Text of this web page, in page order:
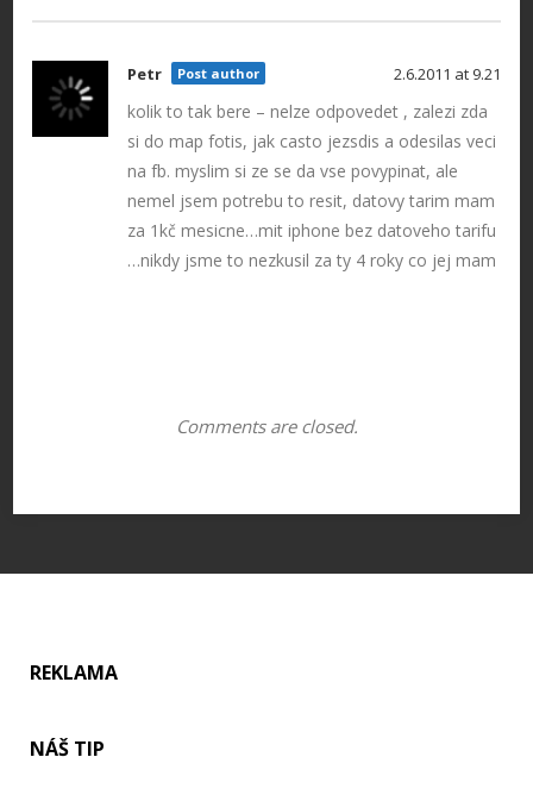
Petr Post author 2.6.2011 at 9.21
kolik to tak bere – nelze odpovedet , zalezi zda
si do map fotis, jak casto jezsdis a odesilas veci
na fb. myslim si ze se da vse povypinat, ale
nemel jsem potrebu to resit, datovy tarim mam
za 1kč mesicne…mit iphone bez datoveho tarifu
…nikdy jsme to nezkusil za ty 4 roky co jej mam
Comments are closed.
REKLAMA
NÁŠ TIP